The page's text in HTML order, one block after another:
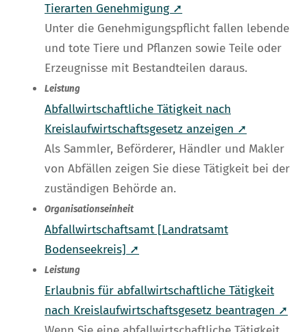
Tierarten Genehmigung ➚
Unter die Genehmigungspflicht fallen lebende
und tote Tiere und Pflanzen sowie Teile oder
Erzeugnisse mit Bestandteilen daraus.
Leistung
Abfallwirtschaftliche Tätigkeit nach
Kreislaufwirtschaftsgesetz anzeigen ➚
Als Sammler, Beförderer, Händler und Makler
von Abfällen zeigen Sie diese Tätigkeit bei der
zuständigen Behörde an.
Organisationseinheit
Abfallwirtschaftsamt [Landratsamt
Bodenseekreis] ➚
Leistung
Erlaubnis für abfallwirtschaftliche Tätigkeit
nach Kreislaufwirtschaftsgesetz beantragen ➚